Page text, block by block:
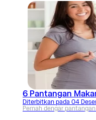
6 Pantangan
Diterbitkan pada 04
Pernah dengar